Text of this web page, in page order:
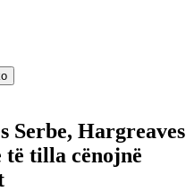
Hargreaves
të tilla cënojnë